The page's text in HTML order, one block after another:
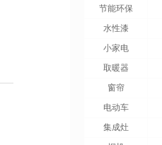
节能环保
水性漆
小家电
取暖器
窗帘
电动车
集成灶